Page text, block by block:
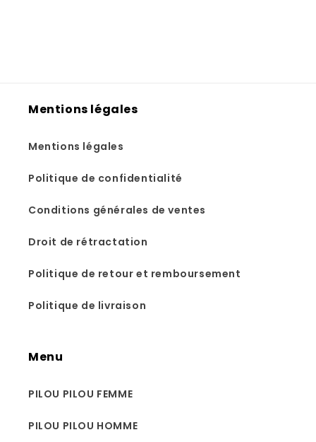
Mentions légales
Mentions légales
Politique de confidentialité
Conditions générales de ventes
Droit de rétractation
Politique de retour et remboursement
Politique de livraison
Menu
PILOU PILOU FEMME
PILOU PILOU HOMME